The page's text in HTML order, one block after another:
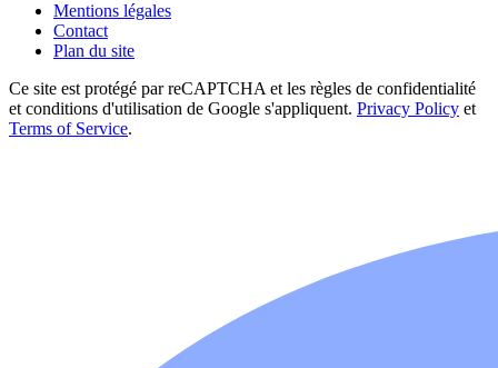
Mentions légales
Contact
Plan du site
Ce site est protégé par reCAPTCHA et les règles de confidentialité
et conditions d'utilisation de Google s'appliquent. Privacy Policy et
Terms of Service.